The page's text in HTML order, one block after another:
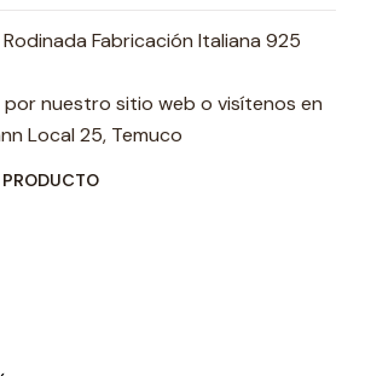
Fabricación Italiana 925
por nuestro sitio web o visítenos en
Local 25, Temuco